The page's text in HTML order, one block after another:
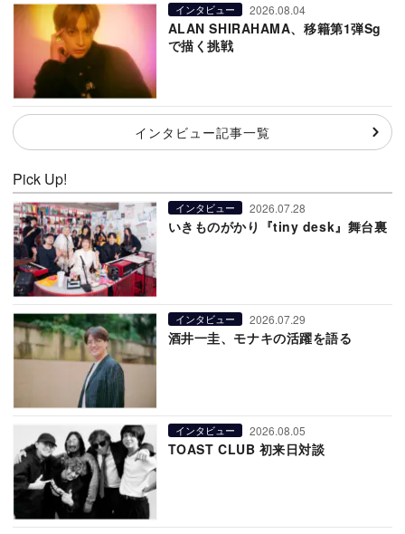
インタビュー 2026.08.04
ALAN SHIRAHAMA、移籍第1弾Sg
で描く挑戦
インタビュー記事一覧
Pick Up!
インタビュー 2026.07.28
いきものがかり『tiny desk』舞台裏
インタビュー 2026.07.29
酒井一圭、モナキの活躍を語る
インタビュー 2026.08.05
TOAST CLUB 初来日対談